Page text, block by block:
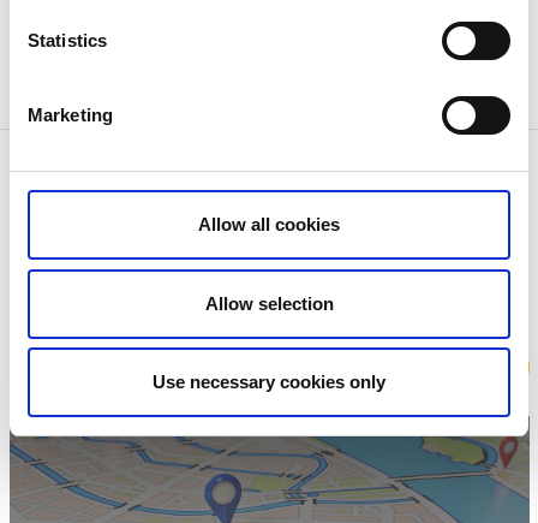
Statistics
Marketing
Allow all cookies
Allow selection
Use necessary cookies only
semesterkänsla möts.
Kontaktinformation
51131 Örby
Telefon:0703 80 70 48